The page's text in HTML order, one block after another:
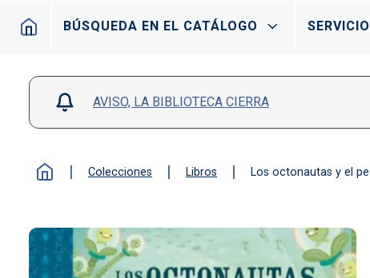
Navegación principal
BÚSQUEDA EN EL CATÁLOGO
AVISO, LA BIBLIOTECA CIERRA
Colecciones Libros Los octonautas y el